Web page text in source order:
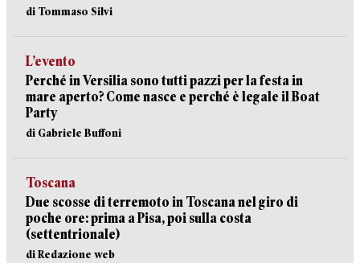
di Tommaso Silvi
L’evento
Perché in Versilia sono tutti pazzi per la festa in
mare aperto? Come nasce e perché è legale il Boat
Party
di Gabriele Buffoni
Toscana
Due scosse di terremoto in Toscana nel giro di
poche ore: prima a Pisa, poi sulla costa
(settentrionale)
di Redazione web